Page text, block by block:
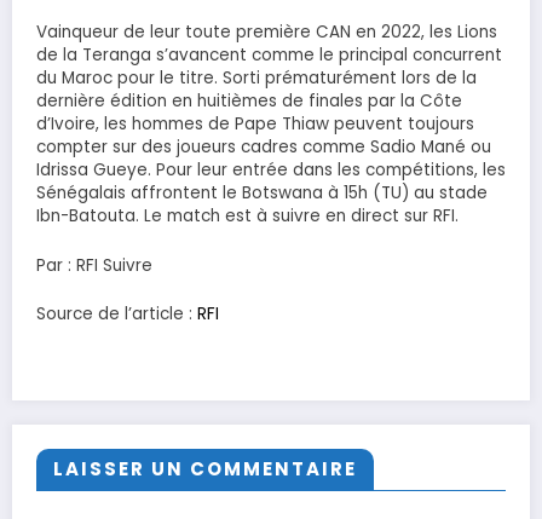
Vainqueur de leur toute première CAN en 2022, les Lions
de la Teranga s’avancent comme le principal concurrent
du Maroc pour le titre. Sorti prématurément lors de la
dernière édition en huitièmes de finales par la Côte
d’Ivoire, les hommes de Pape Thiaw peuvent toujours
compter sur des joueurs cadres comme Sadio Mané ou
Idrissa Gueye. Pour leur entrée dans les compétitions, les
Sénégalais affrontent le Botswana à 15h (TU) au stade
Ibn-Batouta. Le match est à suivre en direct sur RFI.
Par : RFI Suivre
Source de l’article : RFI
LAISSER UN COMMENTAIRE